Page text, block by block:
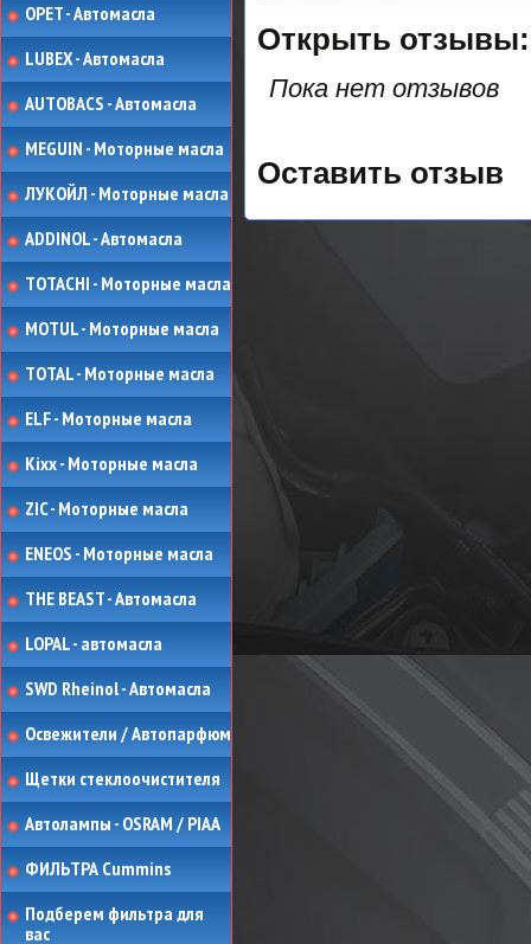
OPET - Автомасла
LUBEX - Автомасла
AUTOBACS - Автомасла
MEGUIN - Моторные масла
ЛУКОЙЛ - Моторные масла
ADDINOL - Автомасла
TOTACHI - Моторные масла
MOTUL - Моторные масла
TOTAL - Моторные масла
ELF - Моторные масла
Kixx - Моторные масла
ZIC - Моторные масла
ENEOS - Моторные масла
THE BEAST - Автомасла
LOPAL - автомасла
SWD Rheinol - Автомасла
Освежители / Автопарфюм
Щетки стеклоочистителя
Автолампы - OSRAM / PIAA
ФИЛЬТРА Cummins
Подберем фильтра для
вас
Открыть
Пока нет отзывов
Оставить отзыв